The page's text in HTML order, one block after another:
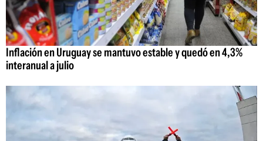
Inflación en Uruguay se mantuvo estable y quedó en 4,3%
interanual a julio